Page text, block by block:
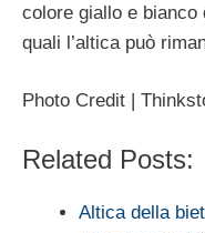
colore giallo e
quali l’altica può
Photo Credit |
Related Posts:
Altica della